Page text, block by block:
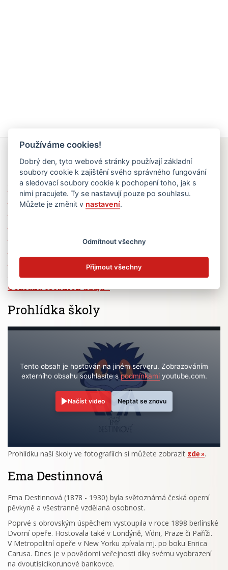
Rychlé odkazy
Elektronická žákovská knížka
Jídelní lístek
Volná pracovní místa
Zřizovatel školy (MČ Praha 6)
Ochrana osobních údajů
Prohlídka školy
Tento obsah je hostován na jiném serveru. Zobrazováním
externího obsahu souhlasíte spodmínkamiyoutube.com.
Načíst video Neptat se znovu
Prohlídku naší školy ve fotografiích si můžete zobrazit zde .
Ema Destinnová
Ema Destinnová (1878 - 1930) byla světoznámá česká operní
pěvkyně a všestranně vzdělaná osobnost.
Poprvé s obrovským úspěchem vystoupila v roce 1898 berlínské
Dvorní opeře. Hostovala také v Londýně, Vídni, Praze či Paříži.
V Metropolitní opeře v New Yorku zpívala mj. po boku Enrica
Carusa. Dnes je v povědomí veřejnosti díky svému vyobrazení
na dvoutisícikorunové bankovce.
Používáme cookies!
Dobrý den, tyto webové stránky používají základní
soubory cookie k zajištění svého správného fungování
a sledovací soubory cookie k pochopení toho, jak s
nimi pracujete. Ty se nastavují pouze po souhlasu.
Můžete je změnit v nastavení.
Odmítnout všechny
Přijmout všechny